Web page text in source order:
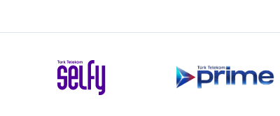
Casper Nirvana C370
Notebook